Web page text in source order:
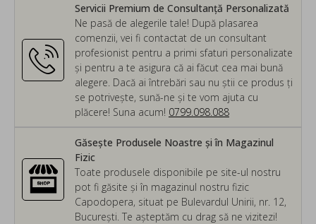
Servicii Premium de Consultanță Personalizată
Ne pasă de alegerile tale! După plasarea
comenzii, vei fi contactat de un consultant
profesionist pentru a primi sfaturi personalizate
și pentru a te asigura că ai făcut cea mai bună
alegere. Dacă ai întrebări sau nu știi ce produs ți
se potrivește, sună-ne și te vom ajuta cu
plăcere! Suna acum! 0799.098.088
Găsește Produsele Noastre și în Magazinul
Fizic
Toate produsele disponibile pe site-ul nostru
pot fi găsite și în magazinul nostru fizic
Capodopera, situat pe Bulevardul Unirii, nr. 12,
București. Te așteptăm cu drag să ne vizitezi!